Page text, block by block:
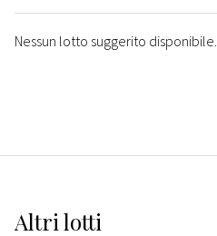
Nessun lotto suggerito disponibile.
Altrilotti